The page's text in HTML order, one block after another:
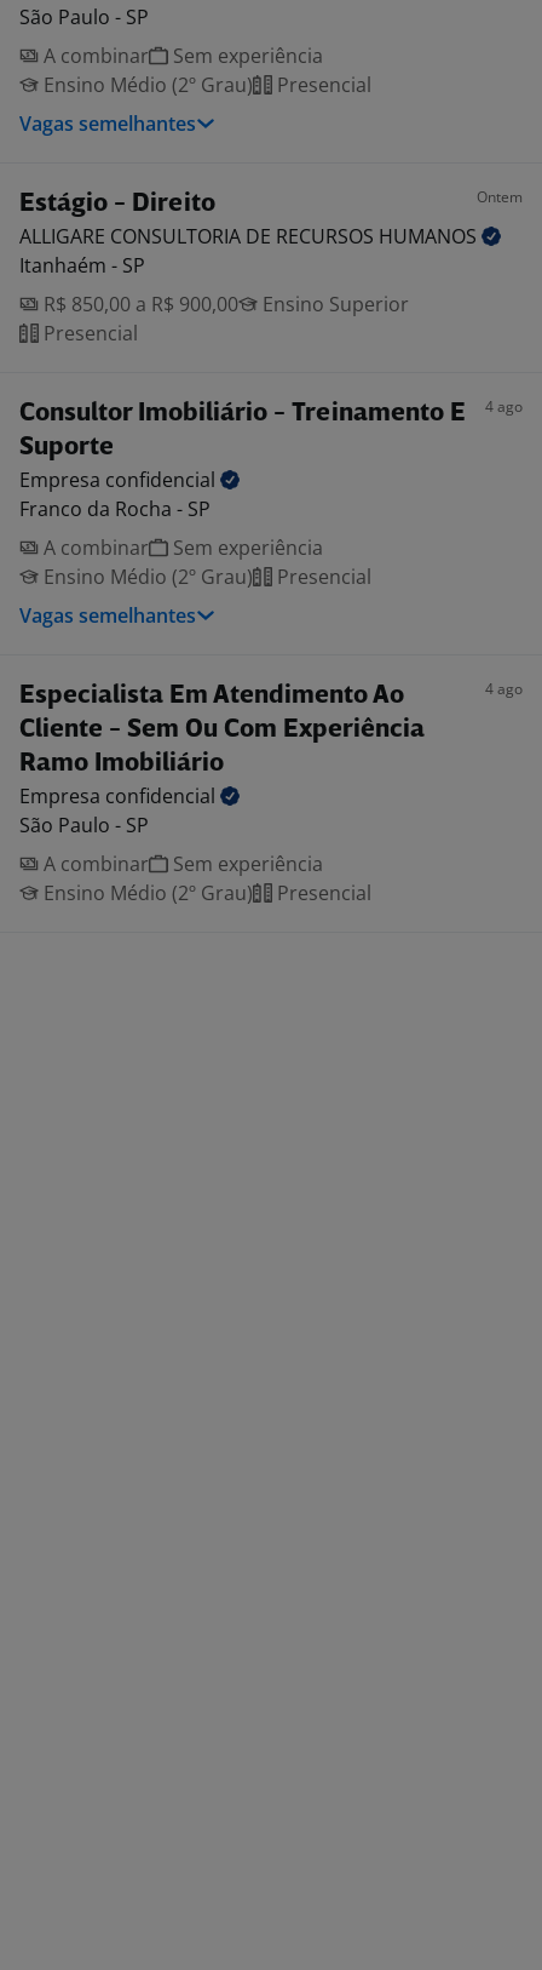
São Paulo - SP
A combinar
Sem experiência
Ensino Médio (2º Grau)
Presencial
Vagas semelhantes
Estágio - Direito Ontem
ALLIGARE CONSULTORIA DE RECURSOS HUMANOS
Itanhaém - SP
R$ 850,00 a R$ 900,00
Ensino Superior
Presencial
Consultor Imobiliário - Treinamento E
Suporte
4 ago
Empresa confidencial
Franco da Rocha - SP
A combinar
Sem experiência
Ensino Médio (2º Grau)
Presencial
Vagas semelhantes
Especialista Em Atendimento Ao
Cliente - Sem Ou Com Experiência
Ramo Imobiliário
4 ago
Empresa confidencial
São Paulo - SP
A combinar
Sem experiência
Ensino Médio (2º Grau)
Presencial